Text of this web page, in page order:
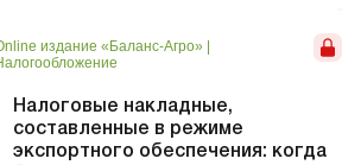
издание «Баланс-Агро»
Налоговые накладные,
составленные в режиме
экспортного обеспечения: когда